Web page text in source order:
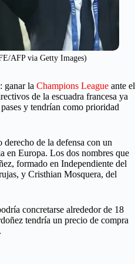
AFP via Getty Images)
ganar la Champions League ante el
de la escuadra francesa ya
y tendrían como prioridad
derecho de la defensa con un
en Europa. Los dos nombres que
formado en Independiente del
y Cristhian Mosquera, del
concretarse alrededor de 18
tendría un precio de compra